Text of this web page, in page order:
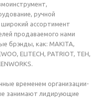
ручной
ассортимент
продаваемого нами
брэнды, как: MAKITA,
ELITECH, PATRIOT, TEH,
временем организации-
занимают лидирующие